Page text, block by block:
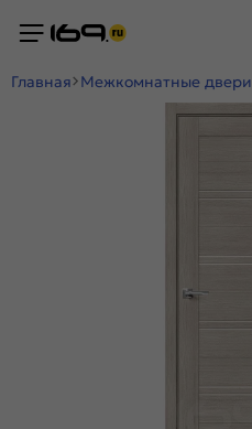
Главная Межкомнатные двери